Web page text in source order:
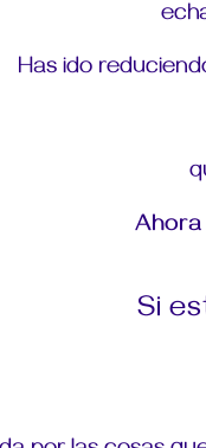
Has ido
Ahora
Si